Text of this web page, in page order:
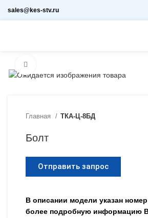
sales@kes-stv.ru
Главная ТКА-Ц-8БД
Болт
Отправить запрос
В описании модели указан
более подробную информацию